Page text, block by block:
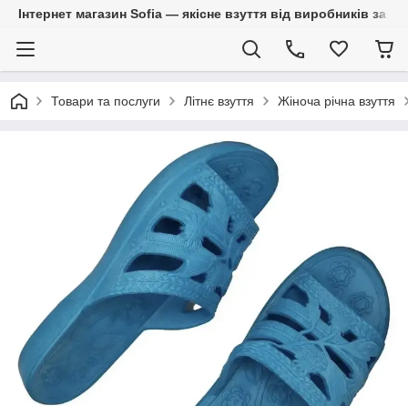
Інтернет магазин Sofia — якісне взуття від виробників за
Товари та послуги Літнє взуття Жіноча річна взуття